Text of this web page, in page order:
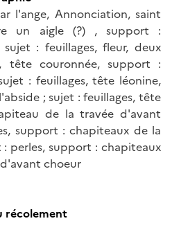
l'ange, Annonciation, saint
un aigle (?) , support :
: feuillages, fleur, deux
tête couronnée, support :
: feuillages, tête léonine,
; sujet : feuillages, tête
de la travée d'avant
support : chapiteaux de la
perles, support : chapiteaux
choeur
récolement